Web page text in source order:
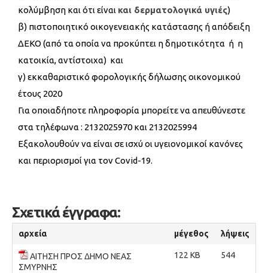
κολύμβηση και ότι είναι και δερματολογικά υγιές)
β) πιστοποιητικό οικογενειακής κατάστασης ή απόδειξη
ΔΕΚΟ (από τα οποία να προκύπτει η δημοτικότητα ή η
κατοικία, αντίστοιχα) και
γ) εκκαθαριστικό φορολογικής δήλωσης οικονομικού
έτους 2020
Για οποιαδήποτε πληροφορία μπορείτε να απευθύνεστε
στα τηλέφωνα : 2132025970 και 2132025994
Εξακολουθούν να είναι σε ισχύ οι υγειονομικοί κανόνες
και περιορισμοί για τον Covid-19.
Σχετικά έγγραφα:
αρχεία μέγεθος λήψεις
ΑΙΤΗΣΗ ΠΡΟΣ ΔΗΜΟ ΝΕΑΣ
ΣΜΥΡΝΗΣ
122 KB 544